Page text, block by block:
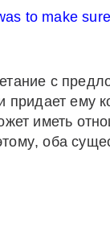
to make
с
придает ему
иметь
,оба